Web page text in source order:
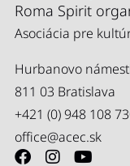
Roma Spirit
Asociácia pre
Hurbanovo
811 03 Bratislava
+421 (0) 948 108
office@acec.sk